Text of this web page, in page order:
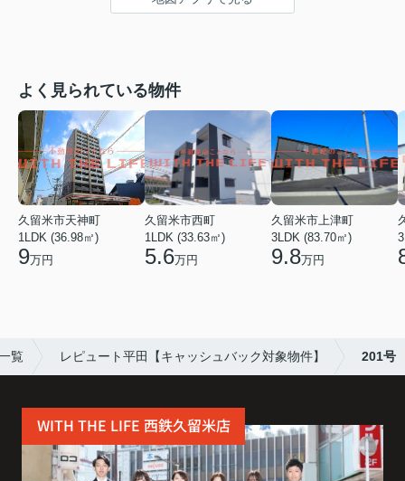
よく見られている物件
久留米市天神町
1LDK (36.98㎡)
9万円
久留米市西町
1LDK (33.63㎡)
5.6万円
久留米市上津町
3LDK (83.70㎡)
9.8万円
覧 レピュート平田【キャッシュバック対象物件】 201号
WITH THE LIFE 西鉄久留米店